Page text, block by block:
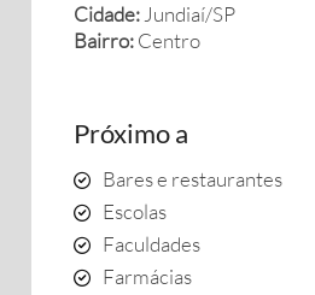
Cidade: Jundiaí/SP
Bairro:Centro
Próximo a
Bares e restaurantes
Escolas
Faculdades
Farmácias